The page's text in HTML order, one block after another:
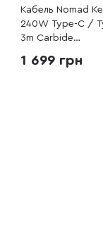
Кабель Nomad
240W Type-C /
3m Carbide
1 699 грн